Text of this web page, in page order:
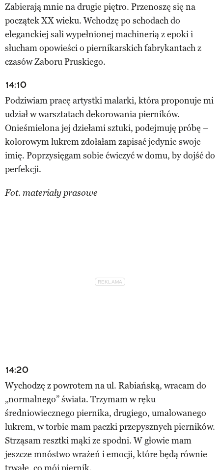
Zabierają mnie na drugie piętro. Przenoszę się na
początek XX wieku. Wchodzę po schodach do
eleganckiej sali wypełnionej machinerią z epoki i
słucham opowieści o piernikarskich fabrykantach z
czasów Zaboru Pruskiego.
14:10
Podziwiam pracę artystki malarki, która proponuje mi
udział w warsztatach dekorowania pierników.
Onieśmielona jej dziełami sztuki, podejmuję próbę –
kolorowym lukrem zdołałam zapisać jedynie swoje
imię. Poprzysięgam sobie ćwiczyć w domu, by dojść do
perfekcji.
Fot. materiały prasowe
14:20
Wychodzę z powrotem na ul. Rabiańską, wracam do
„normalnego” świata. Trzymam w ręku
średniowiecznego piernika, drugiego, umalowanego
lukrem, w torbie mam paczki przepysznych pierników.
Strząsam resztki mąki ze spodni. W głowie mam
jeszcze mnóstwo wrażeń i emocji, które będą równie